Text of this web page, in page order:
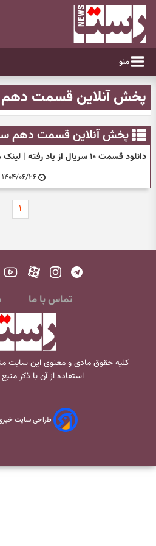
منو
پخش آنلاین قسمت دهم
پخش آنلاین قسمت دهم
دانلود قسمت ۱۰ سریال از یاد رفته | لینک مستقیم و پخش آنلاین
۱۴۰۴/۰۶/۲۶ ۲۱:۱۰
۱
تماس با ما
کلیه حقوق مادی و معنوی این سایت
استفاده از آن با ذکر
طراحی سایت